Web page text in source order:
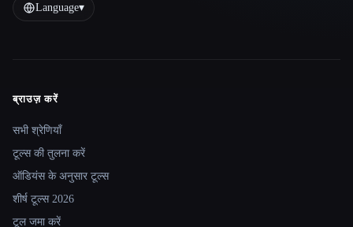
Language▾
Site navigation
ब्राउज़ करें
सभी श्रेणियाँ
टूल्स की तुलना करें
ऑडियंस के अनुसार टूल्स
शीर्ष टूल्स 2026
टूल जमा करें